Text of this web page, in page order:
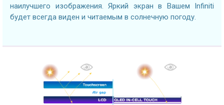
наилучшего изображения. Яркий экран в Вашем Infiniti
будет всегда виден и читаемым в солнечную погоду.